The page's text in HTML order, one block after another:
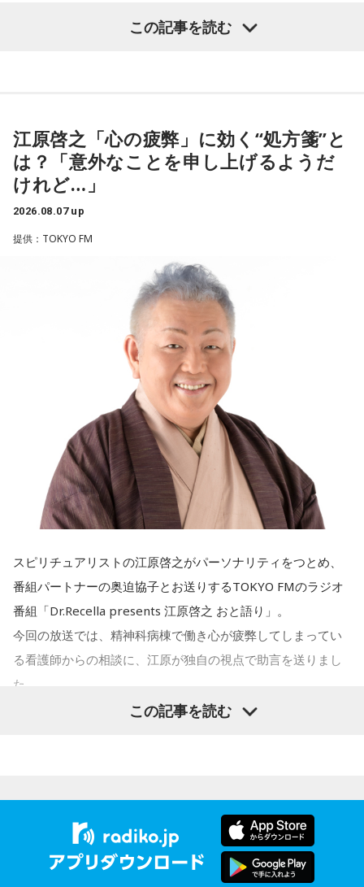
※ メールの件名は「ランキング」でお願いします。
■番組タイトル：ニッポン放送『中島健人のオールナイトニッ
ポン』
■放送日時：2026年8月14日（金） 25時～27時 （15日
（土）午前1時〜3時）
ニッポン放送をキーステーションに全国ネットで放送
■パーソナリティ：中島健人
kenty@allnightnippon.com
■番組公式X：@Ann_Since1967
■番組ハッシュタグ：#中島健人ANN
ん（Ba.）が登場！ 新曲「コニファー」に込めた想いなどを伺
（左から）潮紗理菜、たかはしほのかさん、海さん、遠山大
輔
◆“真逆な作り方”で楽曲制作
リーガルリリーは高校在学時から注目を集め、国内大型ロッ
クフェスにも多数出演するだけでなく、アメリカで開催され
た世界最大級の音楽フェスティバル「SXSW（サウス・バイ・
サウスウエスト）」の出演や中国ツアーの開催など、海外で
のライブも経験。そのほか、2019年公開の映画「惡の華」で
は主題歌と劇中歌を担当し、今年4月から放送されたテレビド
ラマ版「惡の華」では、たかはしほのかさんが劇伴を担当。
そして、今秋には初のアジアツアーの開催が決定していま
演の）あのちゃんと鈴木福くんがめちゃくちゃ素晴らしかっ
たですけど、そういうドラマの音楽って、どう作っていく
の？
ほのか：私も今回初めて関わらせてもらったんですけど、今
まで作ってきたライブでやる曲やバンドでやる曲の作り方と
は全然違って……ドラマの映像にいかに没頭させるかが重要と
から、音楽を通して真逆な作り方を体験できて、めちゃめち
ゃ面白かったです。
この記事を読む
江原啓之「心の疲弊」に効く“処方箋”と
は？「意外なことを申し上げるようだ
けれど…」
2026.08.07 up
提供：TOKYO FM
スピリチュアリストの江原啓之がパーソナリティをつとめ、
番組パートナーの奥迫協子とお送りするTOKYO FMのラジオ
番組「Dr.Recella presents 江原啓之 おと語り」。
今回の放送では、精神科病棟で働き心が疲弊してしまってい
る看護師からの相談に、江原が独自の視点で助言を送りまし
た。
＜リスナーからの相談＞
私は精神科病棟で看護師として働いています。幻覚や妄想に
より精神症状が不安定な患者さんから、暴言や暴力を振るわ
この記事を読む